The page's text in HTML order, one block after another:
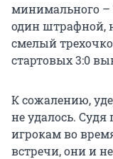
минимального –
один штрафной,
смелый
стартовых 3:0
К сожалению,
не удалось.
игрокам во
встречи, они и